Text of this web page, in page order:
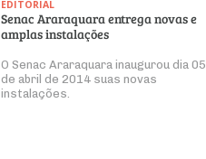
EDITORIAL
Senac Araraquara entrega novas e
amplas instalações
O Senac Araraquara inaugurou dia 05
de abril de 2014 suas novas
instalações.